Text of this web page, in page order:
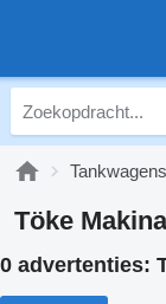
Tankwagens
Töke
0 advertenties: